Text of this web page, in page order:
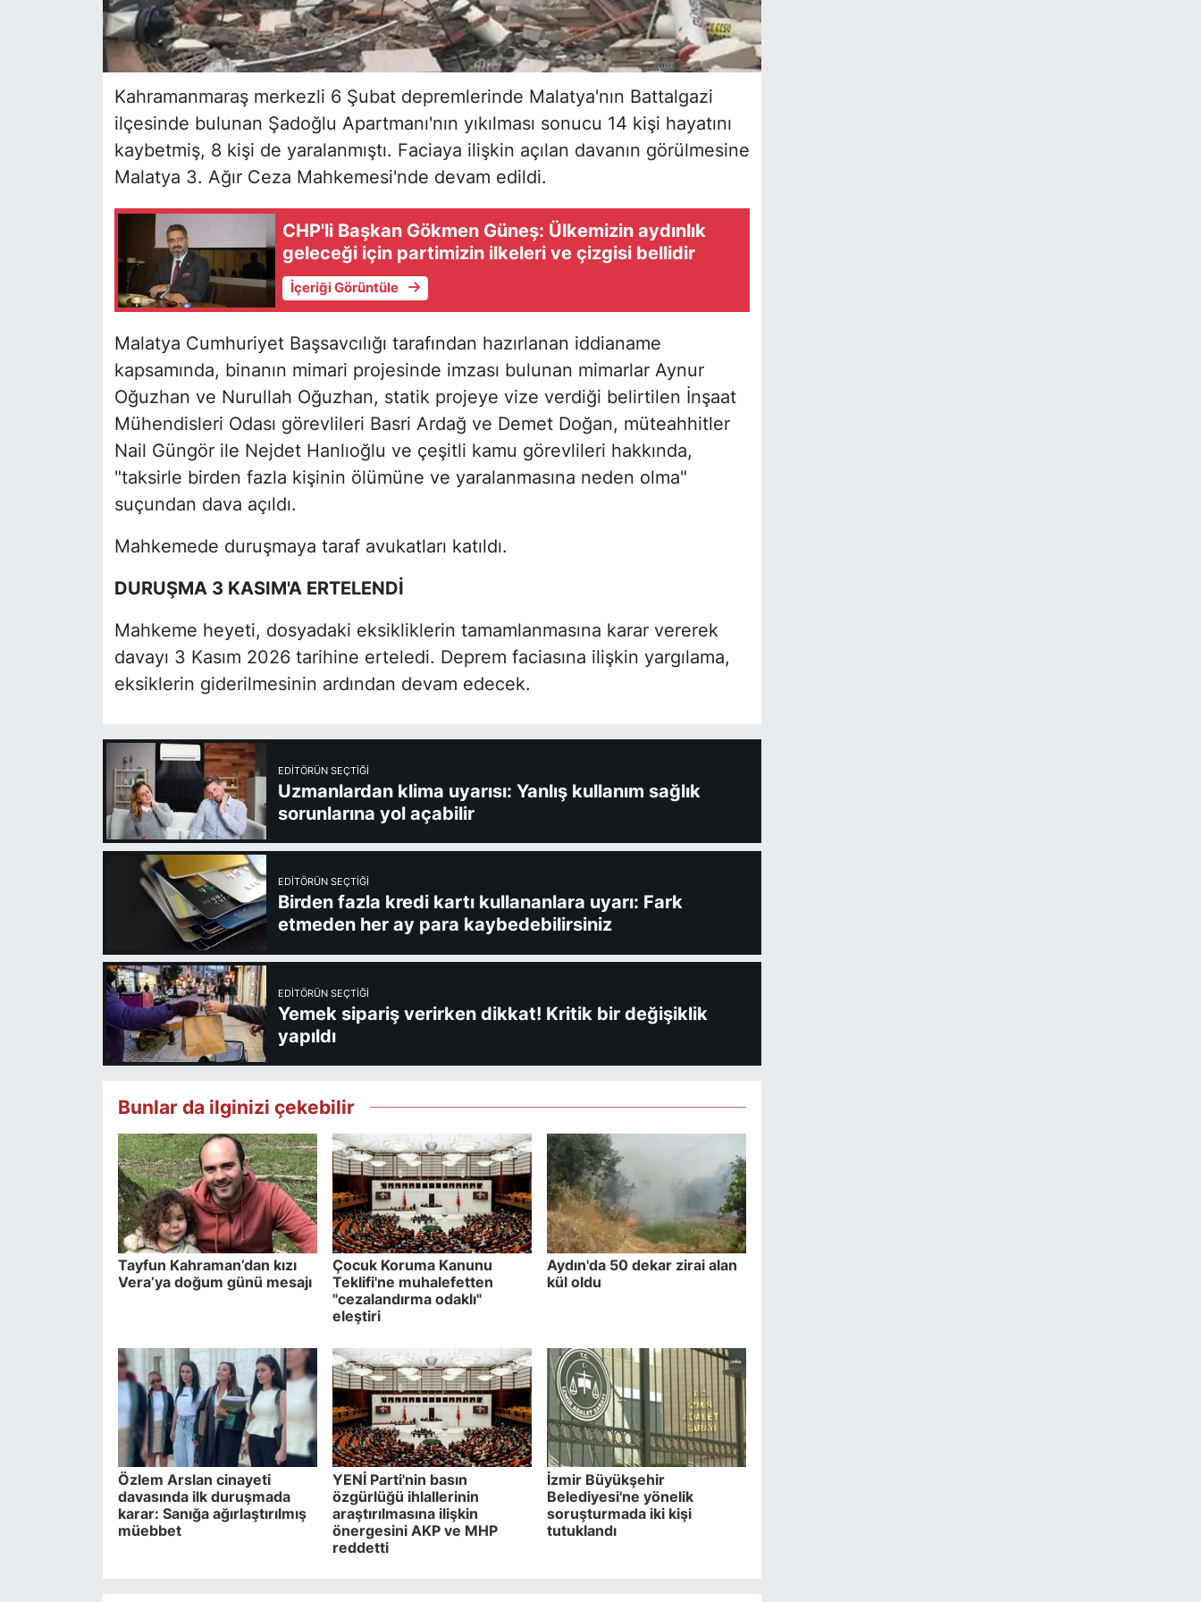
Kahramanmaraş merkezli 6 Şubat depremlerinde Malatya'nın Battalgazi
ilçesinde bulunan Şadoğlu Apartmanı'nın yıkılması sonucu 14 kişi hayatını
kaybetmiş, 8 kişi de yaralanmıştı. Faciaya ilişkin açılan davanın görülmesine
Malatya 3. Ağır Ceza Mahkemesi'nde devam edildi.
CHP'li Başkan Gökmen Güneş: Ülkemizin aydınlık
geleceği için partimizin ilkeleri ve çizgisi bellidir
İçeriği Görüntüle
Malatya Cumhuriyet Başsavcılığı tarafından hazırlanan iddianame
kapsamında, binanın mimari projesinde imzası bulunan mimarlar Aynur
Oğuzhan ve Nurullah Oğuzhan, statik projeye vize verdiği belirtilen İnşaat
Mühendisleri Odası görevlileri Basri Ardağ ve Demet Doğan, müteahhitler
Nail Güngör ile Nejdet Hanlıoğlu ve çeşitli kamu görevlileri hakkında,
"taksirle birden fazla kişinin ölümüne ve yaralanmasına neden olma"
suçundan dava açıldı.
Mahkemede duruşmaya taraf avukatları katıldı.
DURUŞMA 3 KASIM'A ERTELENDİ
Mahkeme heyeti, dosyadaki eksikliklerin tamamlanmasına karar vererek
davayı 3 Kasım 2026 tarihine erteledi. Deprem faciasına ilişkin yargılama,
eksiklerin giderilmesinin ardından devam edecek.
EDITÖRÜN SEÇTIĞI
Uzmanlardan klima uyarısı: Yanlış kullanım sağlık
sorunlarına yol açabilir
EDITÖRÜN SEÇTIĞI
Birden fazla kredi kartı kullananlara uyarı: Fark
etmeden her ay para kaybedebilirsiniz
EDITÖRÜN SEÇTIĞI
Yemek sipariş verirken dikkat! Kritik bir değişiklik
yapıldı
Bunlar da ilginizi çekebilir
Tayfun Kahraman’dan kızı
Vera’ya doğum günü mesajı
Çocuk Koruma Kanunu
Teklifi'ne muhalefetten
"cezalandırma odaklı"
eleştiri
Aydın'da 50 dekar zirai alan
kül oldu
Özlem Arslan cinayeti
davasında ilk duruşmada
karar: Sanığa ağırlaştırılmış
müebbet
YENİ Parti'nin basın
özgürlüğü ihlallerinin
araştırılmasına ilişkin
önergesini AKP ve MHP
reddetti
İzmir Büyükşehir
Belediyesi'ne yönelik
soruşturmada iki kişi
tutuklandı